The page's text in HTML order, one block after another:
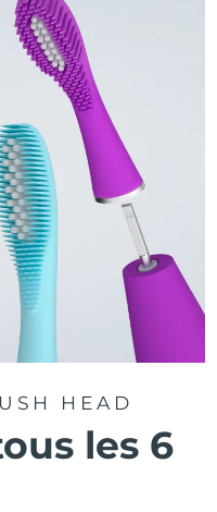
11 000 pulsations par
personnalisés via
HEAD
les 6